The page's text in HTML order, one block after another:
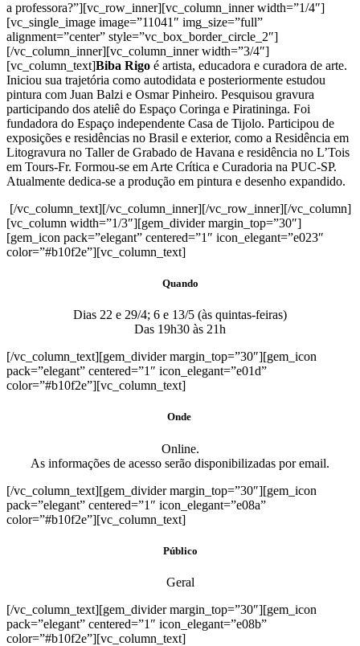
a professora?”][vc_row_inner][vc_column_inner width=”1/4″]
[vc_single_image image=”11041″ img_size=”full”
alignment=”center” style=”vc_box_border_circle_2″]
[/vc_column_inner][vc_column_inner width=”3/4″]
[vc_column_text]Biba Rigo é artista, educadora e curadora de arte.
Iniciou sua trajetória como autodidata e posteriormente estudou
pintura com Juan Balzi e Osmar Pinheiro. Pesquisou gravura
participando dos ateliê do Espaço Coringa e Piratininga. Foi
fundadora do Espaço independente Casa de Tijolo. Participou de
exposições e residências no Brasil e exterior, como a Residência em
Litogravura no Taller de Grabado de Havana e residência no L’Tois
em Tours-Fr. Formou-se em Arte Crítica e Curadoria na PUC-SP.
Atualmente dedica-se a produção em pintura e desenho expandido.
[/vc_column_text][/vc_column_inner][/vc_row_inner][/vc_column]
[vc_column width=”1/3″][gem_divider margin_top=”30″]
[gem_icon pack=”elegant” centered=”1″ icon_elegant=”e023″
color=”#b10f2e”][vc_column_text]
Quando
Dias 22 e 29/4; 6 e 13/5 (às quintas-feiras)
Das 19h30 às 21h
[/vc_column_text][gem_divider margin_top=”30″][gem_icon
pack=”elegant” centered=”1″ icon_elegant=”e01d”
color=”#b10f2e”][vc_column_text]
Onde
Online.
As informações de acesso serão disponibilizadas por email.
[/vc_column_text][gem_divider margin_top=”30″][gem_icon
pack=”elegant” centered=”1″ icon_elegant=”e08a”
color=”#b10f2e”][vc_column_text]
Público
Geral
[/vc_column_text][gem_divider margin_top=”30″][gem_icon
pack=”elegant” centered=”1″ icon_elegant=”e08b”
color=”#b10f2e”][vc_column_text]